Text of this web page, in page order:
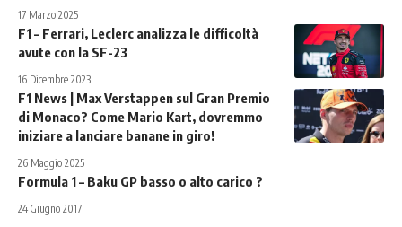
17 Marzo 2025
F1 – Ferrari, Leclerc analizza le difficoltà
avute con la SF-23
16 Dicembre 2023
F1 News | Max Verstappen sul Gran Premio
di Monaco? Come Mario Kart, dovremmo
iniziare a lanciare banane in giro!
26 Maggio 2025
Formula 1 – Baku GP basso o alto carico ?
24 Giugno 2017